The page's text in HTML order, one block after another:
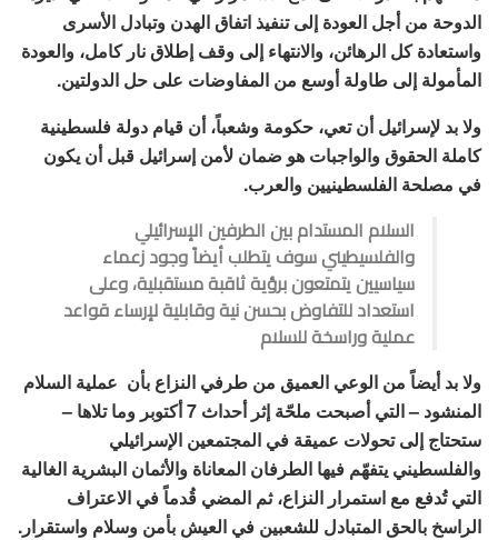
الدوحة من أجل العودة إلى تنفيذ اتفاق الهدن وتبادل الأسرى
واستعادة كل الرهائن، والانتهاء إلى وقف إطلاق نار كامل، والعودة
المأمولة إلى طاولة أوسع من المفاوضات على حل الدولتين.
ولا بد لإسرائيل أن تعي، حكومة وشعباً، أن قيام دولة فلسطينية
كاملة الحقوق والواجبات هو ضمان لأمن إسرائيل قبل أن يكون
في مصلحة الفلسطينيين والعرب.
السلام المستدام بين الطرفين الإسرائيلي
والفلسيطيني سوف يتطلب أيضاً وجود زعماء
سياسيين يتمتعون برؤية ثاقبة مستقبلية، وعلى
استعداد للتفاوض بحسن نية وقابلية لإرساء قواعد
عملية وراسخة للسلام
ولا بد أيضاً من الوعي العميق من طرفي النزاع بأن عملية السلام
المنشود – التي أصبحت ملحّة إثر أحداث 7 أكتوبر وما تلاها –
ستحتاج إلى تحولات عميقة في المجتمعين الإسرائيلي
والفلسطيني يتفهّم فيها الطرفان المعاناة والأثمان البشرية الغالية
التي تُدفع مع استمرار النزاع، ثم المضي قُدماً في الاعتراف
الراسخ بالحق المتبادل للشعبين في العيش بأمن وسلام واستقرار.